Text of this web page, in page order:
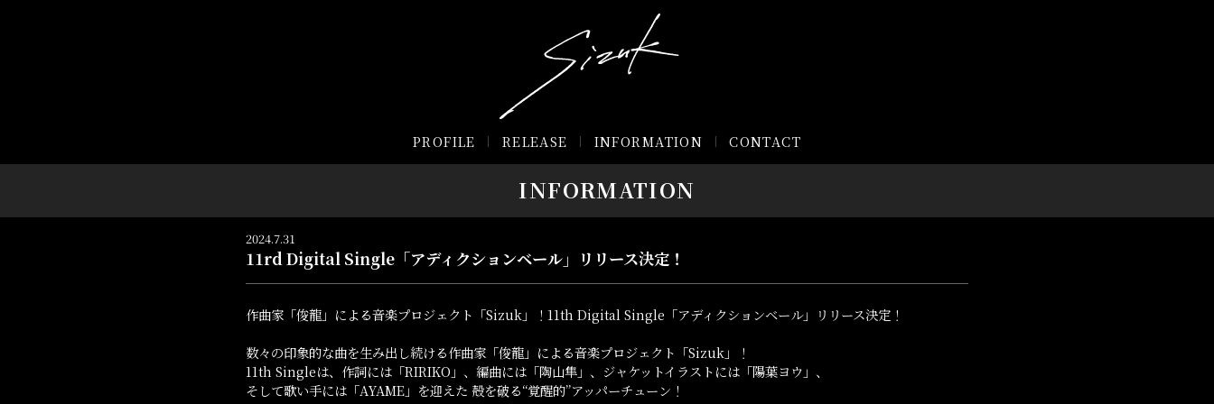
PROFILE RELEASE INFORMATION CONTACT
INFORMATION
2024.7.31
11rd Digital Single「アディクションベール」リリース決定！
作曲家「俊龍」による音楽プロジェクト「Sizuk」！11th Digital Single「アディクションベール」リリース決定！
数々の印象的な曲を生み出し続ける作曲家「俊龍」による音楽プロジェクト「Sizuk」！
11th Singleは、作詞には「RIRIKO」、編曲には「陶山隼」、ジャケットイラストには「陽葉ヨウ」、
そして歌い手には「AYAME」を迎えた 殻を破る“覚醒的”アッパーチューン！